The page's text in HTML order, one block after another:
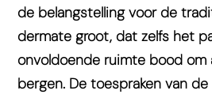
de belangstelling voor de
dermate groot, dat zelfs het
onvoldoende ruimte bood om
bergen. De toespraken van